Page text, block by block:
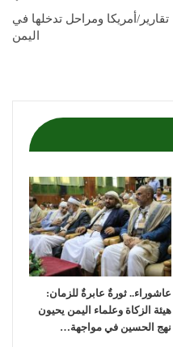
تقارير/أمريكا ومراحل تدخلها في
اليمن
عاشوراء.. ثورةٌ عابرةٌ للزمان:
هيئة الزكاة وعلماء اليمن يحيون
نهج الحسين في مواجهة…